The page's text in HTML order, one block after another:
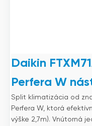
Daikin
Perfera W
Split klimatizácia od
Perfera W, ktorá
výške 2,7m). Vnútorná